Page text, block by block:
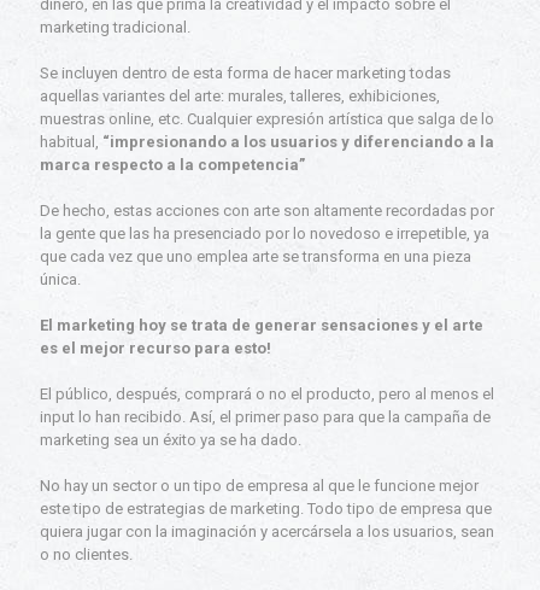
dinero, en las que prima la creatividad y el impacto sobre el
marketing tradicional.
Se incluyen dentro de esta forma de hacer marketing todas
aquellas variantes del arte: murales, talleres, exhibiciones,
muestras online, etc. Cualquier expresión artística que salga de lo
habitual, “impresionando a los usuarios y diferenciando a la
marca respecto a la competencia”
De hecho, estas acciones con arte son altamente recordadas por
la gente que las ha presenciado por lo novedoso e irrepetible, ya
que cada vez que uno emplea arte se transforma en una pieza
única.
El marketing hoy se trata de generar sensaciones y el arte
es el mejor recurso para esto!
El público, después, comprará o no el producto, pero al menos el
input lo han recibido. Así, el primer paso para que la campaña de
marketing sea un éxito ya se ha dado.
No hay un sector o un tipo de empresa al que le funcione mejor
este tipo de estrategias de marketing. Todo tipo de empresa que
quiera jugar con la imaginación y acercársela a los usuarios, sean
o no clientes.